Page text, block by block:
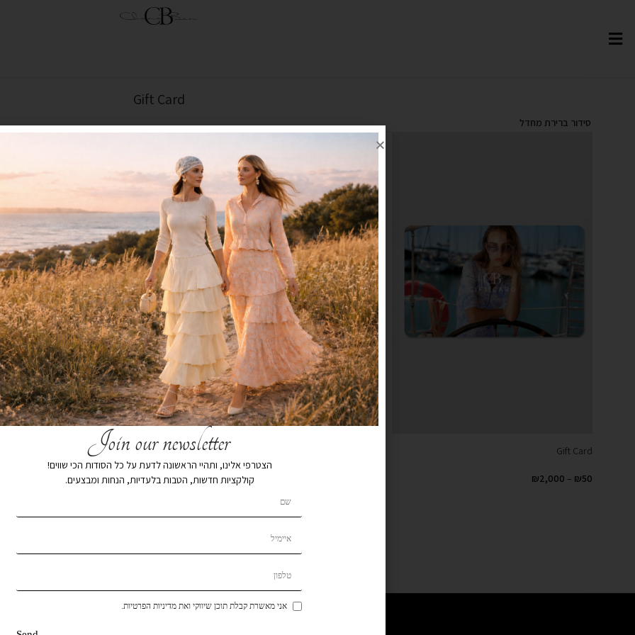
Gift Card
Gift Card
₪50
–
₪2,000
Join our newsletter
הצטרפי אלינו, ותהיי הראשונה לדעת על כל הסודות הכי שווים!
קולקציות חדשות, הטבות בלעדיות, הנחות ומבצעים.
אני מאשרת קבלת תוכן שיווקי ואת מדיניות הפרטיות.